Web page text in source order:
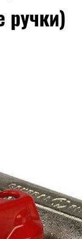
ручки)